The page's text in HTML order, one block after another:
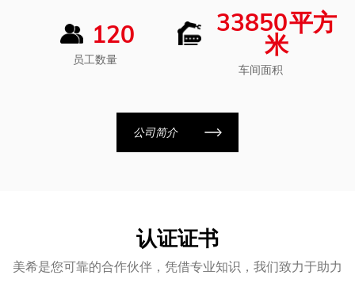
120
员工数量
33850平方
米
车间面积
公司简介
认证证书
美希是您可靠的合作伙伴，凭借专业知识，我们致力于助力